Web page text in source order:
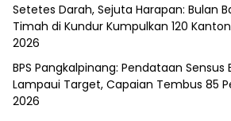
Setetes Darah, Sejuta Harapan: Bulan
Timah di Kundur Kumpulkan 120
2026
BPS Pangkalpinang: Pendataan Sensus
Lampaui Target, Capaian Tembus 85
2026